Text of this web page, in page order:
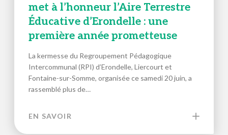
met à l’honneur l’Aire Terrestre
Éducative d’Erondelle : une
première année prometteuse
La kermesse du Regroupement Pédagogique
Intercommunal (RPI) d’Erondelle, Liercourt et
Fontaine-sur-Somme, organisée ce samedi 20 juin, a
rassemblé plus de…
EN SAVOIR